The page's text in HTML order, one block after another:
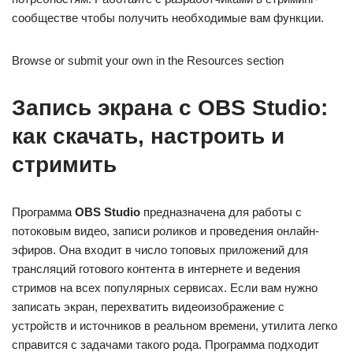
сообществе чтобы получить необходимые вам функции.
Browse or submit your own in the Resources section
Запись экрана с OBS Studio:
как скачать, настроить и
стримить
Программа OBS Studio предназначена для работы с
потоковым видео, записи роликов и проведения онлайн-
эфиров. Она входит в число топовых приложений для
трансляций готового контента в интернете и ведения
стримов на всех популярных сервисах. Если вам нужно
записать экран, перехватить видеоизображение с
устройств и источников в реальном времени, утилита легко
справится с задачами такого рода. Программа подходит